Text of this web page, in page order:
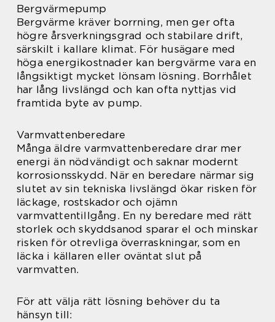
Bergvärmepump
Bergvärme kräver borrning, men ger ofta
högre årsverkningsgrad och stabilare drift,
särskilt i kallare klimat. För husägare med
höga energikostnader kan bergvärme vara en
långsiktigt mycket lönsam lösning. Borrhålet
har lång livslängd och kan ofta nyttjas vid
framtida byte av pump.
Varmvattenberedare
Många äldre varmvattenberedare drar mer
energi än nödvändigt och saknar modernt
korrosionsskydd. När en beredare närmar sig
slutet av sin tekniska livslängd ökar risken för
läckage, rostskador och ojämn
varmvattentillgång. En ny beredare med rätt
storlek och skyddsanod sparar el och minskar
risken för otrevliga överraskningar, som en
läcka i källaren eller oväntat slut på
varmvatten.
För att välja rätt lösning behöver du ta
hänsyn till: